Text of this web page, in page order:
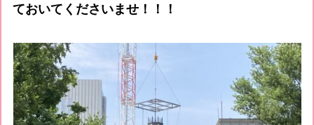
ておいてくださいませ！！！